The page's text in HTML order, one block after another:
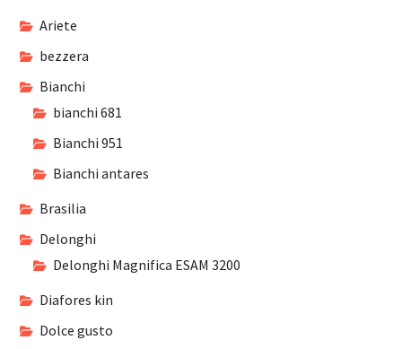
Ariete
bezzera
Bianchi
bianchi 681
Bianchi 951
Bianchi antares
Brasilia
Delonghi
Delonghi Magnifica ESAM 3200
Diafores kin
Dolce gusto